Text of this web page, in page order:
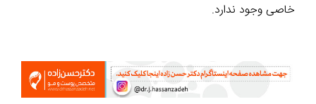
خاصی وجود ندارد.